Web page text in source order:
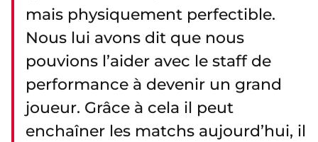
mais physiquement perfectible.
Nous lui avons dit que nous
pouvions l’aider avec le staff de
performance à devenir un grand
joueur. Grâce à cela il peut
enchaîner les matchs aujourd’hui, il